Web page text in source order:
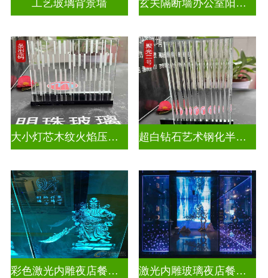
工艺玻璃背景墙 玄关隔断墙办公室阳台挡门山水画背景墙玻璃
大小灯芯木纹火焰压花玻璃 超白钻石艺术钢化半透明压花玻璃
彩色激光内雕夜店餐厅装饰 激光内雕玻璃夜店餐厅装饰